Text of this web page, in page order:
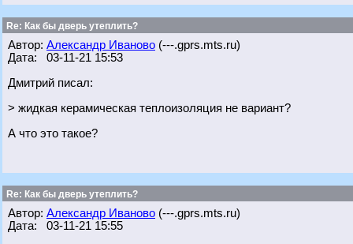
Re: Как бы дверь утеплить?
Автор: Александр Иваново (---.gprs.mts.ru)
Дата: 03-11-21 15:53
Дмитрий писал:
> жидкая керамическая теплоизоляция не вариант?
А что это такое?
Re: Как бы дверь утеплить?
Автор: Александр Иваново (---.gprs.mts.ru)
Дата: 03-11-21 15:55